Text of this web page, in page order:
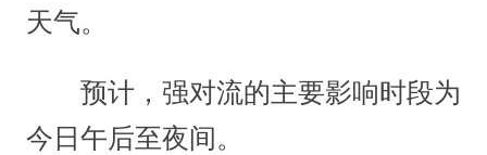
天气。
预计，强对流的主要影响时段为
今日午后至夜间。